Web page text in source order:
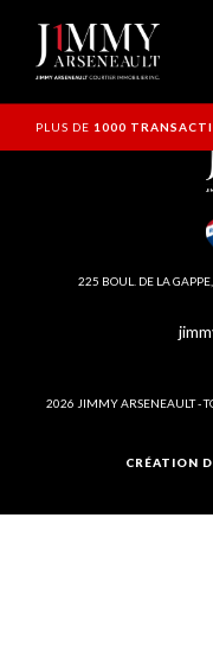
PLUS DE 1000
225 BOUL. DE LA
2026 JIMMY ARSENEAULT -
CRÉATION